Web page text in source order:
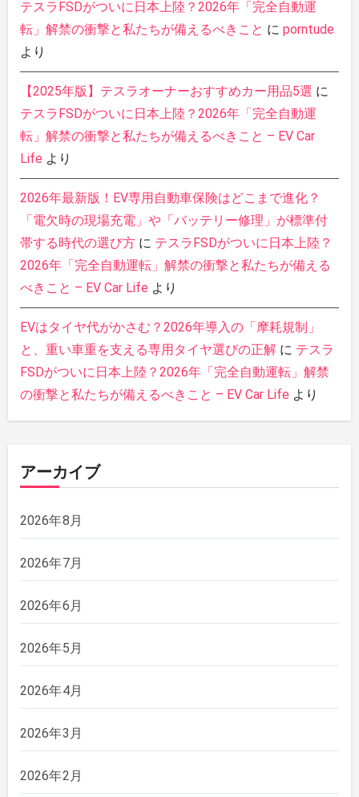
テスラFSDがついに日本上陸？2026年「完全自動運
転」解禁の衝撃と私たちが備えるべきこと に porntude
より
【2025年版】テスラオーナーおすすめカー用品5選 に
テスラFSDがついに日本上陸？2026年「完全自動運
転」解禁の衝撃と私たちが備えるべきこと – EV Car
Life より
2026年最新版！EV専用自動車保険はどこまで進化？
「電欠時の現場充電」や「バッテリー修理」が標準付
帯する時代の選び方に テスラFSDがついに日本上陸？
2026年「完全自動運転」解禁の衝撃と私たちが備える
べきこと – EV Car Life より
EVはタイヤ代がかさむ？2026年導入の「摩耗規制」
と、重い車重を支える専用タイヤ選びの正解に テスラ
FSDがついに日本上陸？2026年「完全自動運転」解禁
の衝撃と私たちが備えるべきこと – EV Car Life より
アーカイブ
2026年8月
2026年7月
2026年6月
2026年5月
2026年4月
2026年3月
2026年2月